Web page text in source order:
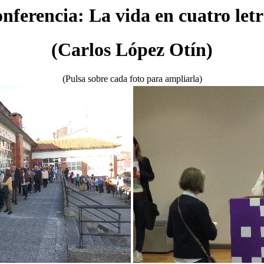
La vida en cuatro
(Carlos López Otín)
(Pulsa sobre cada foto para ampliarla)